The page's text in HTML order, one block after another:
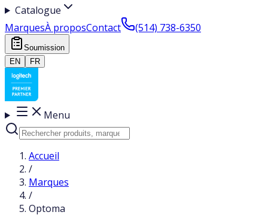
Catalogue
MarquesÀ proposContact (514) 738-6350
Soumission
EN
FR
Menu
Accueil
/
Marques
/
Optoma